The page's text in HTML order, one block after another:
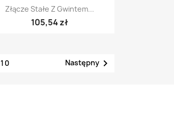
Szybki podgląd
Złącze Stałe Z Gwintem...
105,54 zł
10 Następny